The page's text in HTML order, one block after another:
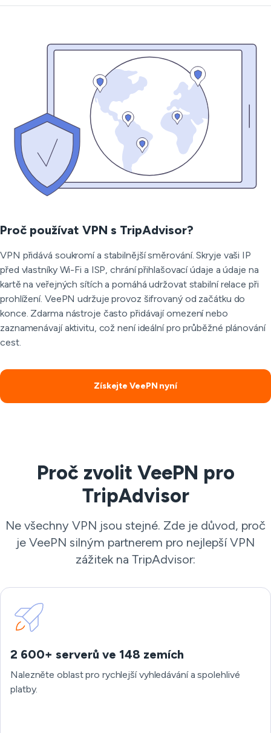
Proč používat VPN s TripAdvisor?
VPN přidává soukromí a stabilnější směrování. Skryje vaši IP
před vlastníky Wi-Fi a ISP, chrání přihlašovací údaje a údaje na
kartě na veřejných sítích a pomáhá udržovat stabilní relace při
prohlížení. VeePN udržuje provoz šifrovaný od začátku do
konce. Zdarma nástroje často přidávají omezení nebo
zaznamenávají aktivitu, což není ideální pro průběžné plánování
cest.
Získejte VeePN nyní
Proč zvolit VeePN pro
TripAdvisor
Ne všechny VPN jsou stejné. Zde je důvod, proč
je VeePN silným partnerem pro nejlepší VPN
zážitek na TripAdvisor:
2 600+ serverů ve 148 zemích
Nalezněte oblast pro rychlejší vyhledávání a spolehlivé
platby.